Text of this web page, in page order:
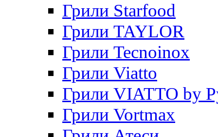
Грили Starfood
Грили TAYLOR
Грили Tecnoinox
Грили Viatto
Грили VIATTO by
Грили Vortmax